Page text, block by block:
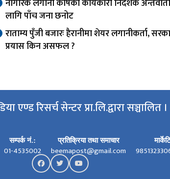
नागरिक लगानी कोषको कार्यकारी निर्देशक
लागि पाँच जना छनोट
राताम्य पुँजी बजारः हैरानीमा शेयर लगानीकर्ता,
प्रयास किन असफल ?
एण्ड रिसर्च सेन्टर प्रा.लि.द्वारा सञ्चालित ।
सम्पर्क नं.:
01-4535002
प्रतिक्रिया तथा समाचार
beemapost@gmail.com